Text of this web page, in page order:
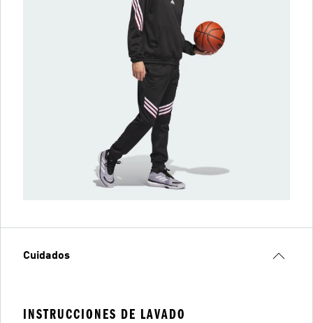
Cuidados
INSTRUCCIONES DE LAVADO